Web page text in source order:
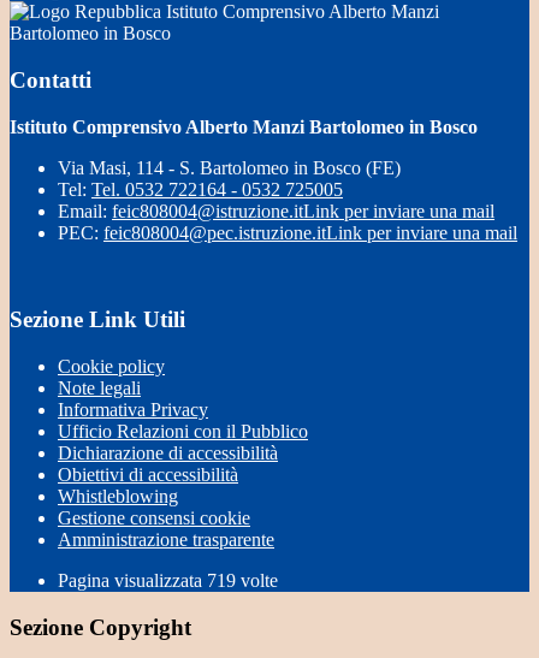
Istituto Comprensivo Alberto Manzi
Bartolomeo in Bosco
Contatti
Istituto Comprensivo Alberto Manzi Bartolomeo in Bosco
Via Masi, 114 - S. Bartolomeo in Bosco (FE)
Tel: Tel. 0532 722164 - 0532 725005
Email: feic808004@istruzione.itLink per inviare una mail
PEC: feic808004@pec.istruzione.itLink per inviare una mail
Sezione Link Utili
Cookie policy
Note legali
Informativa Privacy
Ufficio Relazioni con il Pubblico
Dichiarazione di accessibilità
Obiettivi di accessibilità
Whistleblowing
Gestione consensi cookie
Amministrazione trasparente
Pagina visualizzata 719 volte
Sezione Copyright